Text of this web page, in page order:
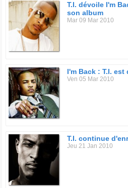
T.I. dévoile I'm
son album
Mar 09 Mar 2010
I'm Back : T.I. est
Ven 05 Mar 2010
T.I. continue
Jeu 21 Jan 2010